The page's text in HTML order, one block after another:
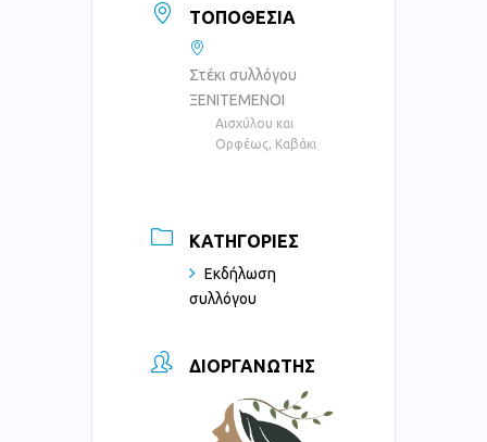
ΤΟΠΟΘΕΣΊΑ
Στέκι συλλόγου
ΞΕΝΙΤΕΜΕΝΟΙ
Αισχύλου και
Ορφέως, Καβάκι
ΚΑΤΗΓΟΡΊΕΣ
Εκδήλωση
συλλόγου
ΔΙΟΡΓΑΝΩΤΉΣ